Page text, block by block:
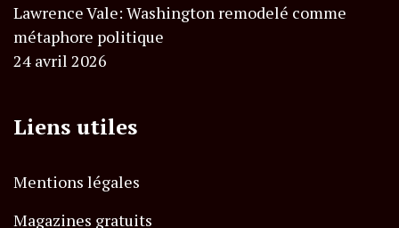
Lawrence Vale: Washington remodelé comme
métaphore politique
24 avril 2026
Liens utiles
Mentions légales
Magazines gratuits